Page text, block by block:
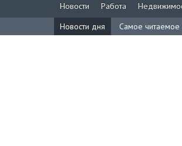
Новости Работа
Новости дня
Самое читаемое